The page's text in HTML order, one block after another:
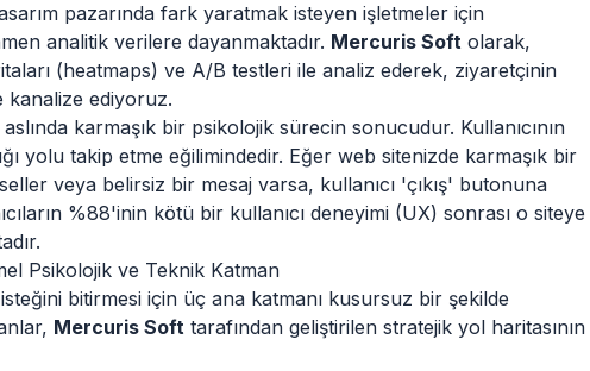
pazarında fark yaratmak isteyen işletmeler için
analitik verilere dayanmaktadır. Mercuris Soft olarak,
(heatmaps) ve A/B testleri ile analiz ederek, ziyaretçinin
kanalize ediyoruz.
karmaşık bir psikolojik sürecin sonucudur. Kullanıcının
yolu takip etme eğilimindedir. Eğer web sitenizde karmaşık bir
veya belirsiz bir mesaj varsa, kullanıcı 'çıkış' butonuna
%88'inin kötü bir kullanıcı deneyimi (UX) sonrası o siteye
Psikolojik ve Teknik Katman
bitirmesi için üç ana katmanı kusursuz bir şekilde
Mercuris Soft tarafından geliştirilen stratejik yol haritasının